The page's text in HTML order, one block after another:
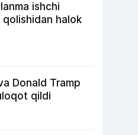
ishchi
halok
Donald Tramp
qildi